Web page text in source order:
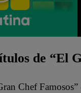
de “El
Chef